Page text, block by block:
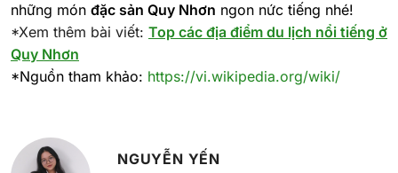
những món đặc sản Quy Nhơn ngon nức tiếng nhé!
*Xem thêm bài viết: Top các địa điểm du lịch nổi tiếng ở
Quy Nhơn
*Nguồn tham khảo: https://vi.wikipedia.org/wiki/
NGUYỄN YẾN